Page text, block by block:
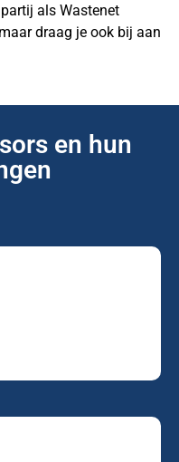
als Wastenet
draag je ook bij aan
en hun